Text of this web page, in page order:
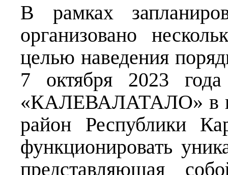
В рамках
организовано
целью наведения
7 октября 2023
«КАЛЕВАЛАТАЛО» в
район Республики
функционировать
представляющая